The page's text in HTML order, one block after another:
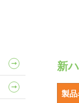
新
製品